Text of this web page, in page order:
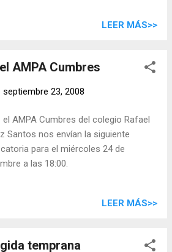
en los siguientes horarios: A las
(5º y 6º de primaria) HORARIOS A
de 14:45 a 15:15 horas 2ª
horas
LEER MÁS>>
AMPA Cumbres
septiembre 23, 2008
el AMPA Cumbres del colegio Rafael
Santos nos envían la siguiente
para el miércoles 24 de
a las 18:00.
LEER MÁS>>
temprana